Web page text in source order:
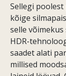
Sellegi poolest
kõige
selle võimekus
HDR-
saadet alati
millised